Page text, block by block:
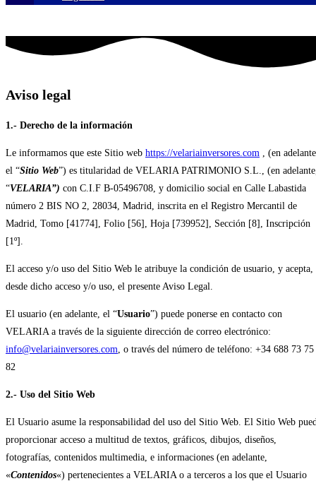
Aviso legal
1.- Derecho de la información
Le informamos que este Sitio web https://velariainversores.com , (en
el “Sitio Web”) es titularidad de VELARIA PATRIMONIO S.L., (en
“VELARIA”) con C.I.F B-05496708, y domicilio social en Calle Labastida
número 2 BIS NO 2, 28034, Madrid, inscrita en el Registro Mercantil de
Madrid, Tomo [41774], Folio [56], Hoja [739952], Sección [8], Inscripción
[1º].
El acceso y/o uso del Sitio Web le atribuye la condición de usuario, y acepta,
desde dicho acceso y/o uso, el presente Aviso Legal.
El usuario (en adelante, el “Usuario”) puede ponerse en contacto con
VELARIA a través de la siguiente dirección de correo electrónico:
info@velariainversores.com , o través del número de teléfono: +34 688 73 75
82
2.- Uso del Sitio Web
El Usuario asume la responsabilidad del uso del Sitio Web. El Sitio Web
proporcionar acceso a multitud de textos, gráficos, dibujos, diseños,
fotografías, contenidos multimedia, e informaciones (en adelante,
«Contenidos«) pertenecientes a VELARIA o a terceros a los que el Usuario